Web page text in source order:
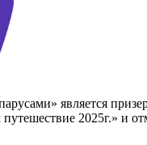
является
2025г.» и